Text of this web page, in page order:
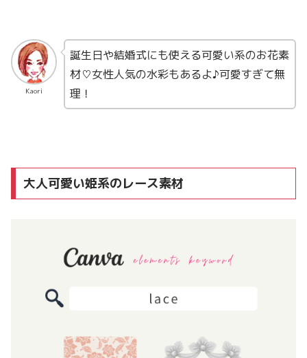
Kaori
誕生日や結婚式にも使える可愛い系のお花素
材♡女性人気の水彩もあるよ♪可愛すぎて無
理！
大人可愛い姫系のレース素材